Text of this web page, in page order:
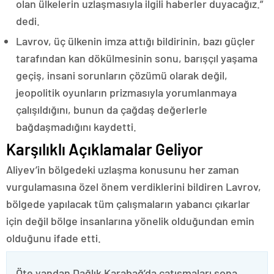
olan ülkelerin uzlaşmasıyla ilgili haberler duyacağız.”
dedi.
Lavrov, üç ülkenin imza attığı bildirinin, bazı güçler
tarafından kan dökülmesinin sonu, barışçıl yaşama
geçiş, insani sorunların çözümü olarak değil,
jeopolitik oyunların prizmasıyla yorumlanmaya
çalışıldığını, bunun da çağdaş değerlerle
bağdaşmadığını kaydetti.
Karşılıklı Açıklamalar Geliyor
Aliyev’in bölgedeki uzlaşma konusunu her zaman
vurgulamasına özel önem verdiklerini bildiren Lavrov,
bölgede yapılacak tüm çalışmaların yabancı çıkarlar
için değil bölge insanlarına yönelik olduğundan emin
olduğunu ifade etti.